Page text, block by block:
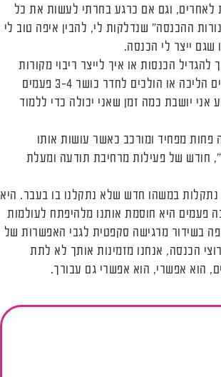
לאחרים, וגם אם כרגע בחרתי לעשות את כל
ההכנסה" שנדלקות לי, להבין איפה טוב לי
שגם ייצר לי הכנסה.
הכנסות או איך לייצר ריבוי מקורות
הכנסה או איך מייצרים אפילו חיים של חופש כלכלי, אז ממש כמו שעושים הליכה או הולכים לחדר כושר 3-4 פעמים
גם פה אני אחליט ש3-4-7 פעמים בשבוע אני יושבת כמה זמן שאני יכולה כדי ללמוד
פחות מפחיד ומורכב כאשר עושות אותו
חודש של פעילות מרחיבת תודעה ומעלת
במשהו חדש שלא נתקלנו בו בעבר. היא
פעמים היא חוסמת אותנו מלהיפתח לעולמות
בשידור מרגישה סקפטית לגבי האפשרות של
הכנסה, אנחנו מזמינות אותך לא לתת
הוא אפשרי, הוא אפשרי גם עבורך.